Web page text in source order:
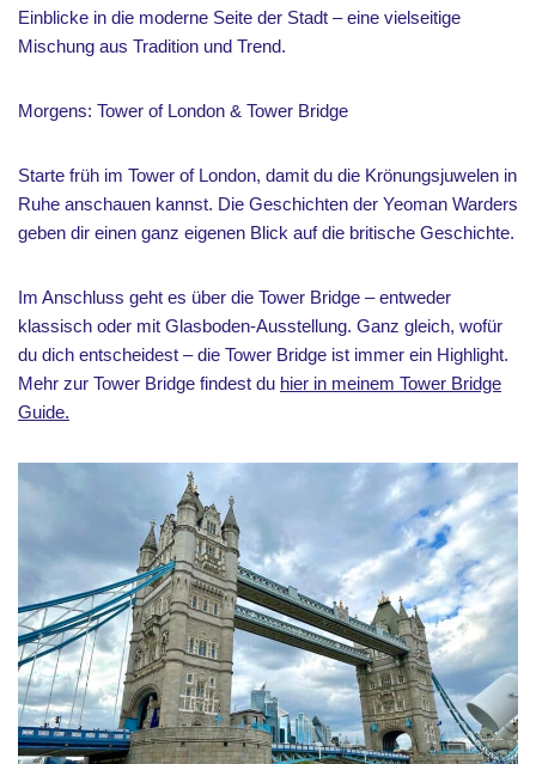
Einblicke in die moderne Seite der Stadt – eine vielseitige
Mischung aus Tradition und Trend.
Morgens: Tower of London & Tower Bridge
Starte früh im Tower of London, damit du die Krönungsjuwelen in
Ruhe anschauen kannst. Die Geschichten der Yeoman Warders
geben dir einen ganz eigenen Blick auf die britische Geschichte.
Im Anschluss geht es über die Tower Bridge – entweder
klassisch oder mit Glasboden-Ausstellung. Ganz gleich, wofür
du dich entscheidest – die Tower Bridge ist immer ein Highlight.
Mehr zur Tower Bridge findest du hier in meinem Tower Bridge
Guide.